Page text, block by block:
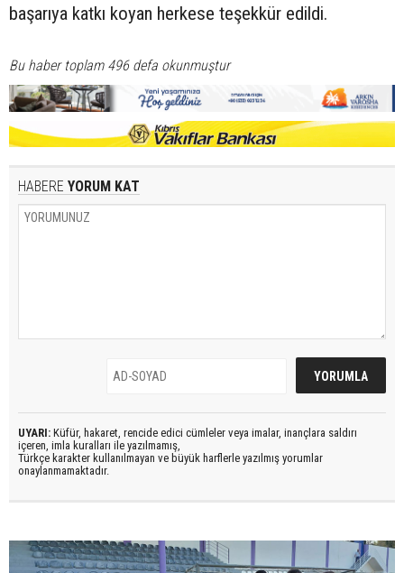
başarıya katkı koyan herkese teşekkür edildi.
Bu haber toplam 496 defa okunmuştur
HABERE YORUM KAT
UYARI: Küfür, hakaret, rencide edici cümleler veya imalar, inançlara saldırı
içeren, imla kuralları ile yazılmamış,
Türkçe karakter kullanılmayan ve büyük harflerle yazılmış yorumlar
onaylanmamaktadır.